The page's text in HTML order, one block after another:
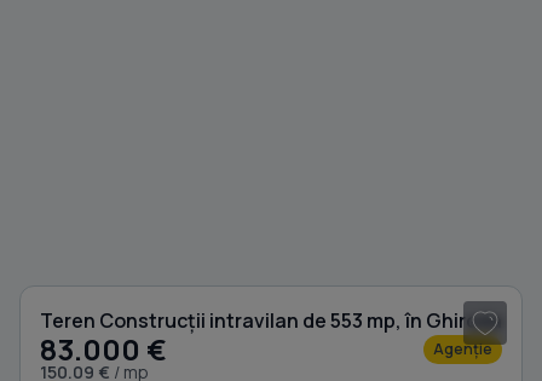
Teren Construcții intravilan de 553 mp, în Ghiroda
83.000 €
150.09 € / mp
Agenție